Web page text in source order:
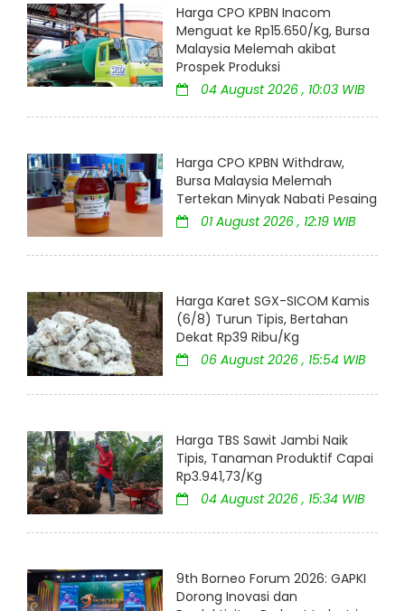
Harga CPO KPBN Inacom
Menguat ke Rp15.650/Kg, Bursa
Malaysia Melemah akibat
Prospek Produksi
04 August 2026 , 10:03 WIB
Harga CPO KPBN Withdraw,
Bursa Malaysia Melemah
Tertekan Minyak Nabati Pesaing
01 August 2026 , 12:19 WIB
Harga Karet SGX-SICOM Kamis
(6/8) Turun Tipis, Bertahan
Dekat Rp39 Ribu/Kg
06 August 2026 , 15:54 WIB
Harga TBS Sawit Jambi Naik
Tipis, Tanaman Produktif Capai
Rp3.941,73/Kg
04 August 2026 , 15:34 WIB
9th Borneo Forum 2026: GAPKI
Dorong Inovasi dan